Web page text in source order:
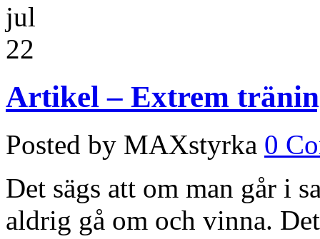
jul
22
Artikel – Extrem
Posted by MAXstyrka 0
Det sägs att om man går i
aldrig gå om och vinna.